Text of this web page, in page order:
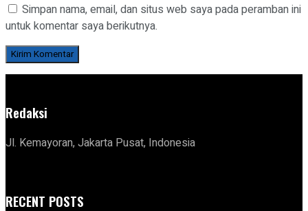
Simpan nama, email, dan situs web saya pada peramban ini
untuk komentar saya berikutnya.
Redaksi
Jl. Kemayoran, Jakarta Pusat, Indonesia
RECENT POSTS